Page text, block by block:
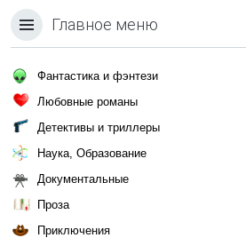
Главное меню
Фантастика и фэнтези
Любовные романы
Детективы и триллеры
Наука, Образование
Документальные
Проза
Приключения